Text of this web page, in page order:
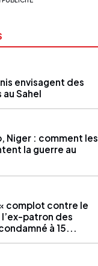
envisagent des
Sahel
Niger : comment les
la guerre au
complot contre le
patron des
à 15...